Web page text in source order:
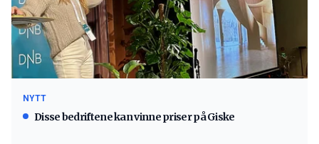
NYTT
Disse bedriftene kan vinne priser på Giske